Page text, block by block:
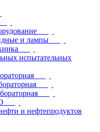
и лампы
испытательных
и нефтепродуктов